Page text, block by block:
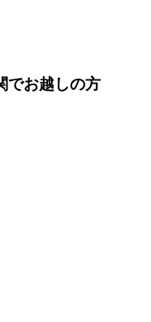
でお越しの方